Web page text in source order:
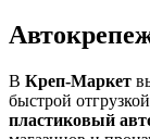
В Креп-Маркет
быстрой
пластиковый